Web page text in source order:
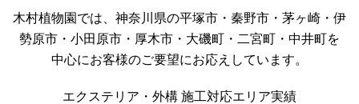
木村植物園では、神奈川県の平塚市・秦野市・茅ヶ崎・伊
勢原市・小田原市・厚木市・大磯町・二宮町・中井町を
中心にお客様のご要望にお応えしています。
エクステリア・外構 施工対応エリア実績